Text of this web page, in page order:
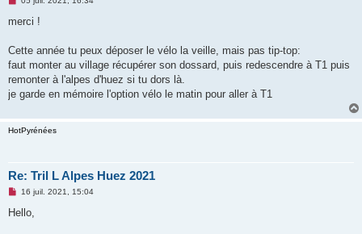
s
g
n
o
merci !
Cette année tu peux déposer le vélo la veille, mais pas tip-top:
faut monter au village récupérer son dossard, puis redescendre à T1 puis
remonter à l'alpes d'huez si tu dors là.
je garde en mémoire l'option vélo le matin pour aller à T1
HotPyrénées
Re: Tril L Alpes Huez 2021
M
s
16 juil. 2021, 15:04
Hello,